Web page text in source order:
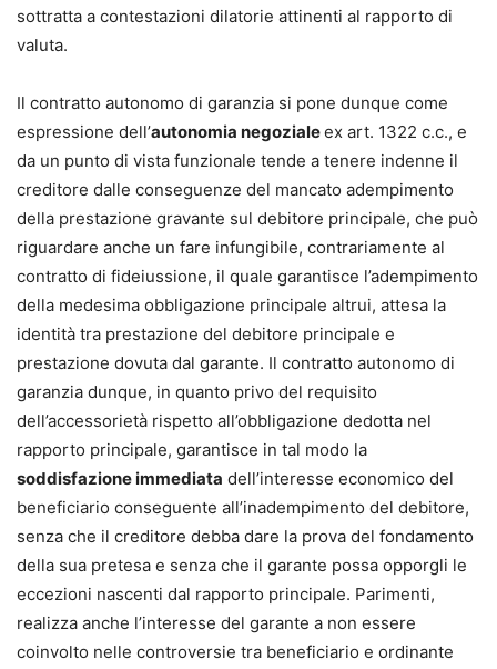
sottratta a contestazioni dilatorie attinenti al rapporto di
valuta.
Il contratto autonomo di garanzia si pone dunque come
espressione dell’autonomia negozialeex art. 1322 c.c., e
da un punto di vista funzionale tende a tenere indenne il
creditore dalle conseguenze del mancato adempimento
della prestazione gravante sul debitore principale, che può
riguardare anche un fare infungibile, contrariamente al
contratto di fideiussione, il quale garantisce l’adempimento
della medesima obbligazione principale altrui, attesa la
identità tra prestazione del debitore principale e
prestazione dovuta dal garante. Il contratto autonomo di
garanzia dunque, in quanto privo del requisito
dell’accessorietà rispetto all’obbligazione dedotta nel
rapporto principale, garantisce in tal modo la
soddisfazione immediata dell’interesse economico del
beneficiario conseguente all’inadempimento del debitore,
senza che il creditore debba dare la prova del fondamento
della sua pretesa e senza che il garante possa opporgli le
eccezioni nascenti dal rapporto principale. Parimenti,
realizza anche l’interesse del garante a non essere
coinvolto nelle controversie tra beneficiario e ordinante